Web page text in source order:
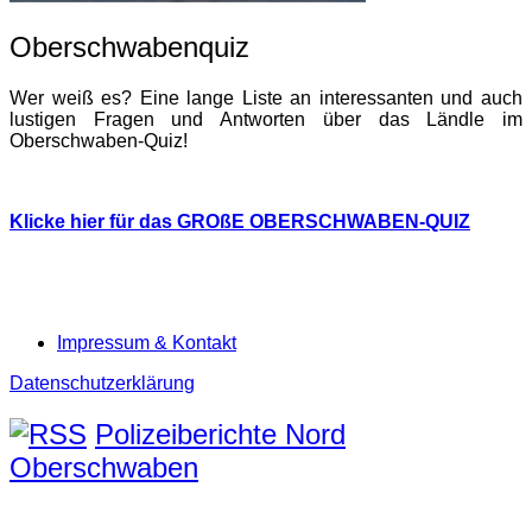
Oberschwabenquiz
Wer weiß es? Eine lange Liste an interessanten und auch
lustigen Fragen und Antworten über das Ländle im
Oberschwaben-Quiz!
Klicke hier für das GROßE OBERSCHWABEN-QUIZ
Impressum & Kontakt
Datenschutzerklärung
Polizeiberichte Nord
Oberschwaben